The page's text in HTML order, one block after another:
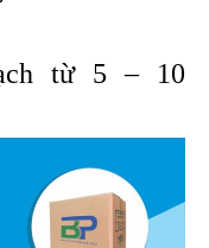
từ 5 – 10